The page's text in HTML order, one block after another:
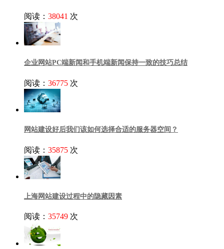
阅读： 38041 次
企业网站PC端新闻和手机端新闻保持一致的技巧总结
阅读： 36775 次
网站建设好后我们该如何选择合适的服务器空间？
阅读： 35875 次
上海网站建设过程中的隐藏因素
阅读： 35749 次